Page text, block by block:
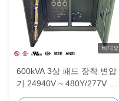
비디오
600kVA 3상 패드 장착 변압
기 24940V ~ 480Y/277V 데
드 프론트 스텝다운 변압기